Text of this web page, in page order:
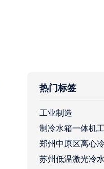
热门标签
工业制造
制冷水箱一体机
郑州中原区离心
苏州低温激光冷